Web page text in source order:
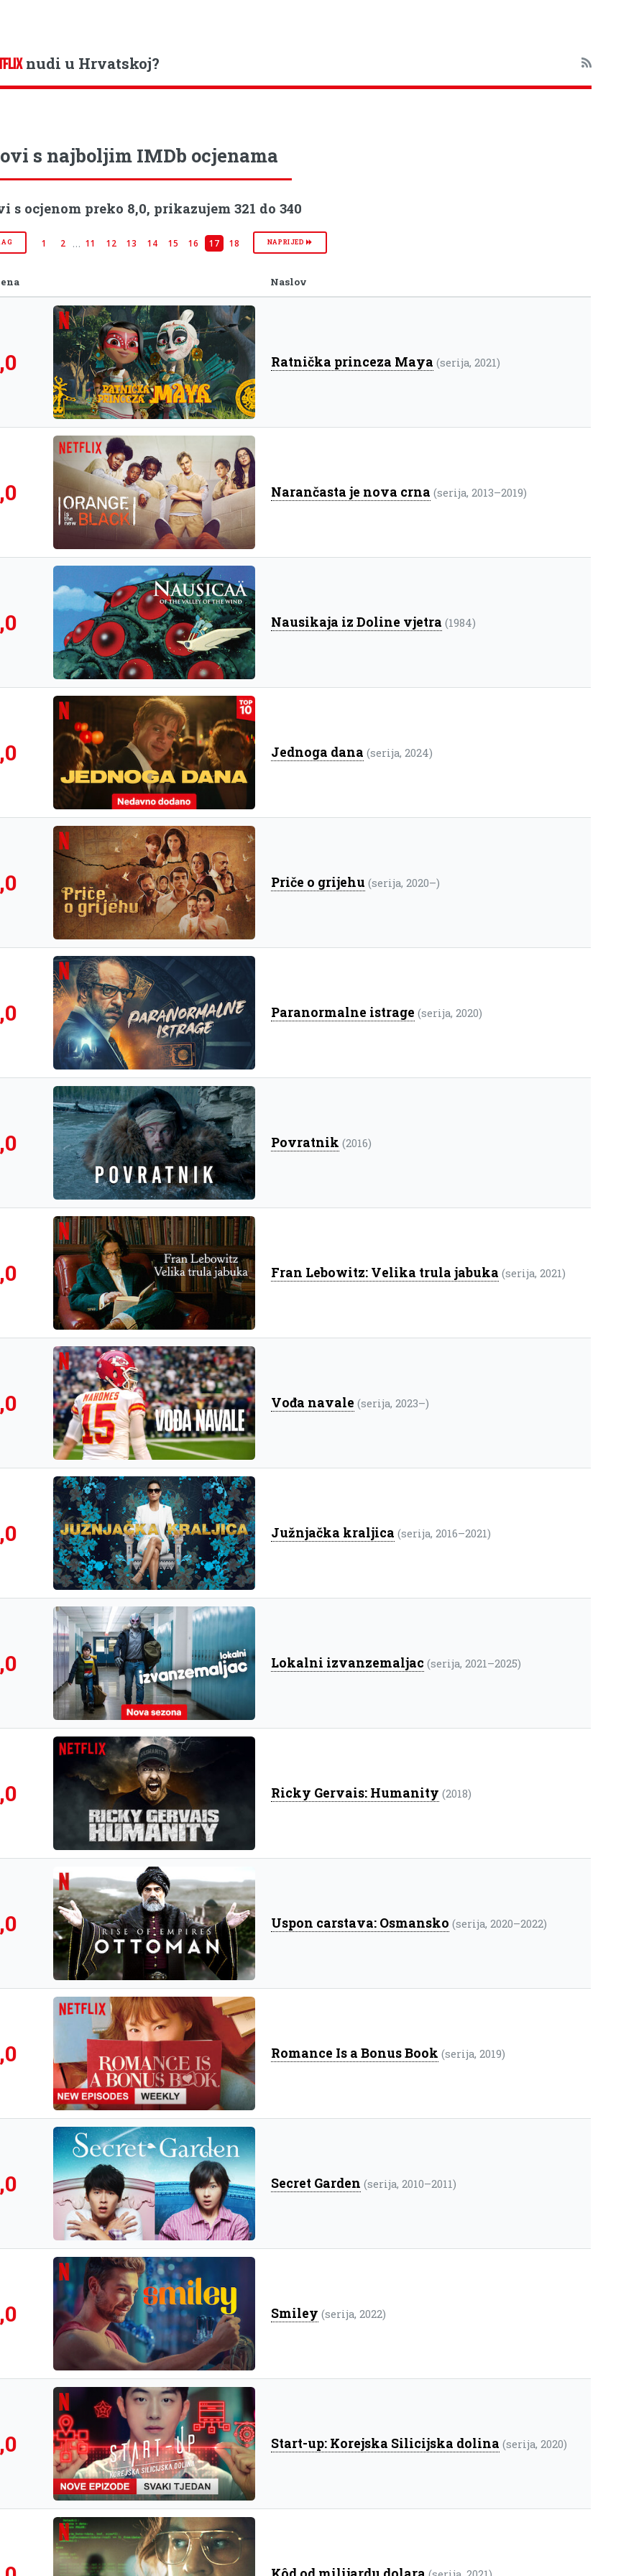
nudi u Hrvatskoj?
s najboljim IMDb ocjenama
s ocjenom preko 8,0, prikazujem 321 do 340
1 2 … 11 12 13 14 15 16 17 18 NAPRIJED
Naslov
Ratnička princeza Maya (serija, 2021)
Narančasta je nova crna (serija, 2013–2019)
Nausikaja iz Doline vjetra (1984)
Jednoga dana (serija, 2024)
Priče o grijehu (serija, 2020–)
Paranormalne istrage (serija, 2020)
Povratnik (2016)
Fran Lebowitz: Velika trula jabuka (serija, 2021)
Vođa navale (serija, 2023–)
Južnjačka kraljica (serija, 2016–2021)
Lokalni izvanzemaljac (serija, 2021–2025)
Ricky Gervais: Humanity (2018)
Uspon carstava: Osmansko (serija, 2020–2022)
Romance Is a Bonus Book (serija, 2019)
Secret Garden (serija, 2010–2011)
Smiley (serija, 2022)
Start-up: Korejska Silicijska dolina (serija, 2020)